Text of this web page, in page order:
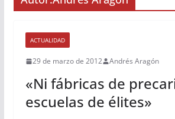
ACTUALIDAD
29 de marzo de 2012 Andrés Aragón
«Ni fábricas de
escuelas de élites»